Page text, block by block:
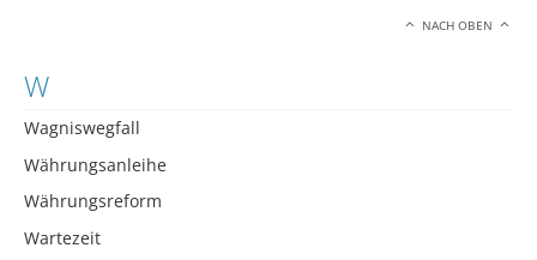
NACH OBEN
W
Wagniswegfall
Währungsanleihe
Währungsreform
Wartezeit